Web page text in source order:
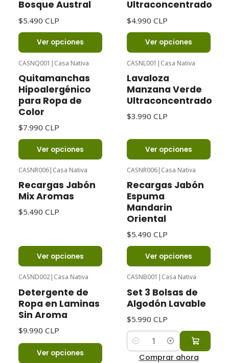
Bosque Austral
$5.490 CLP
Ver opciones
Ultraconcentrado
$4.990 CLP
Ver opciones
CASNQ001 | Casa Nativa
Quitamanchas
Hipoalergénico
para Ropa de
Color
$7.990 CLP
Ver opciones
CASNL001 | Casa Nativa
Lavaloza
Manzana Verde
Ultraconcentrado
$3.990 CLP
Ver opciones
CASNR006| Casa Nativa
Recargas Jabón
Mix Aromas
$5.490 CLP
Ver opciones
CASNR006| Casa Nativa
Recargas Jabón
Espuma
Mandarin
Oriental
$5.490 CLP
Ver opciones
CASND002| Casa Nativa
Detergente de
Ropa en Laminas
Sin Aroma
$9.990 CLP
Ver opciones
CASNB001 | Casa Nativa
Set 3 Bolsas de
Algodón Lavable
$5.990 CLP
Cantidad
Comprar ahora